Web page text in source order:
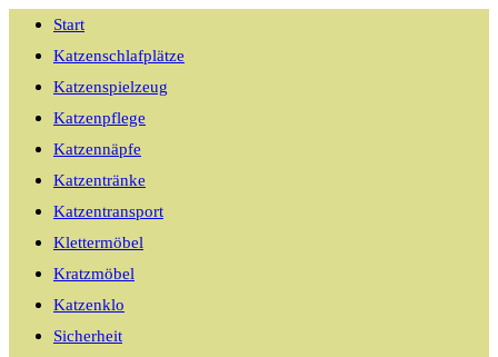
Start
Katzenschlafplätze
Katzenspielzeug
Katzenpflege
Katzennäpfe
Katzentränke
Katzentransport
Klettermöbel
Kratzmöbel
Katzenklo
Sicherheit